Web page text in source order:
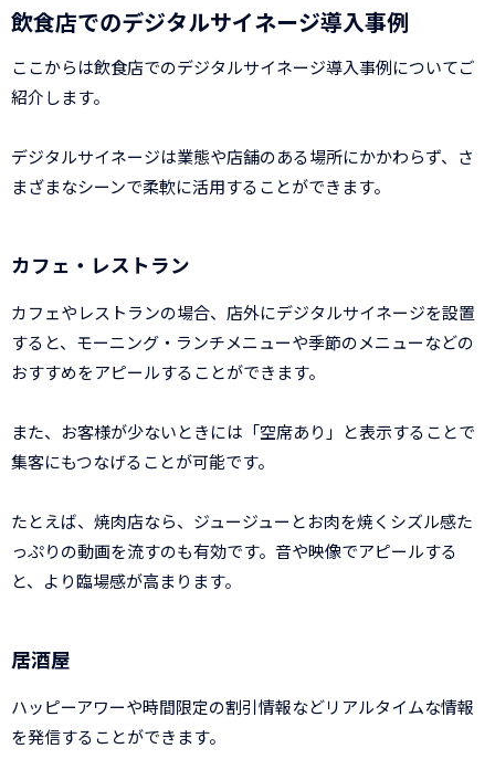
飲食店でのデジタルサイネージ導入事例
ここからは飲食店でのデジタルサイネージ導入事例についてご
紹介します。
デジタルサイネージは業態や店舗のある場所にかかわらず、さ
まざまなシーンで柔軟に活用することができます。
カフェ・レストラン
カフェやレストランの場合、店外にデジタルサイネージを設置
すると、モーニング・ランチメニューや季節のメニューなどの
おすすめをアピールすることができます。
また、お客様が少ないときには「空席あり」と表示することで
集客にもつなげることが可能です。
たとえば、焼肉店なら、ジュージューとお肉を焼くシズル感た
っぷりの動画を流すのも有効です。音や映像でアピールする
と、より臨場感が高まります。
居酒屋
ハッピーアワーや時間限定の割引情報などリアルタイムな情報
を発信することができます。